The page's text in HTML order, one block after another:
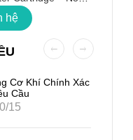
hệ
Cơ Khí Chính Xác
Cầu
15